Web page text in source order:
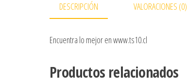
DESCRIPCIÓN VALORACIONES (0)
Encuentra lo mejor en www.ts10.cl
Productos relacionados